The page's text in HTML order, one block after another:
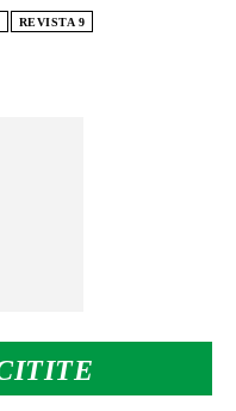
REVISTA 9